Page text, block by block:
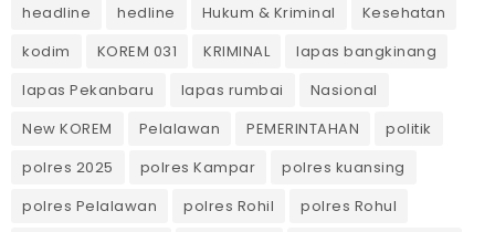
headline
hedline Hukum & Kriminal
Kesehatan
kodim
KOREM 031 KRIMINAL
lapas bangkinang
lapas Pekanbaru
lapas rumbai
Nasional
New KOREM
Pelalawan PEMERINTAHAN
politik
polres 2025
polres Kampar
polres kuansing
polres Pelalawan
polres Rohil
polres Rohul